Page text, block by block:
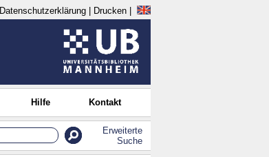
Datenschutzerklärung Drucken
Hilfe Kontakt
Erweiterte
Suche